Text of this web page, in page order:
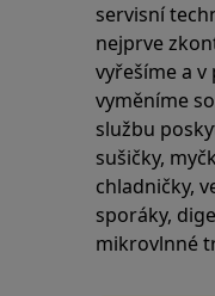
servisní
nejprve
vyřešíme a
vyměníme
službu
sušičky,
chladničky,
sporáky,
mikrovlnné